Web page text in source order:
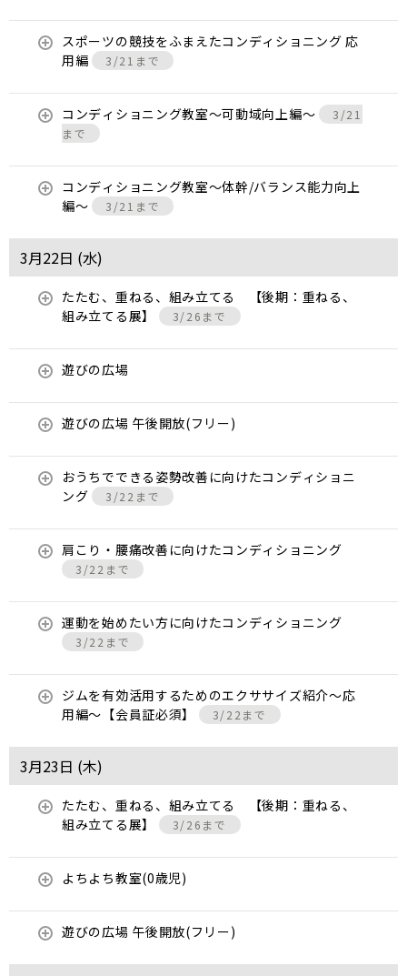
スポーツの競技をふまえたコンディショニング 応
用編
3/21まで
コンディショニング教室〜可動域向上編〜
3/21
まで
コンディショニング教室〜体幹/バランス能力向上
編〜
3/21まで
3月22日 (水)
たたむ、重ねる、組み立てる 【後期：重ねる、
組み立てる展】
3/26まで
遊びの広場
遊びの広場 午後開放(フリー)
おうちでできる姿勢改善に向けたコンディショニ
ング
3/22まで
肩こり・腰痛改善に向けたコンディショニング
3/22まで
運動を始めたい方に向けたコンディショニング
3/22まで
ジムを有効活用するためのエクササイズ紹介〜応
用編〜【会員証必須】
3/22まで
3月23日 (木)
たたむ、重ねる、組み立てる 【後期：重ねる、
組み立てる展】
3/26まで
よちよち教室(0歳児)
遊びの広場 午後開放(フリー)